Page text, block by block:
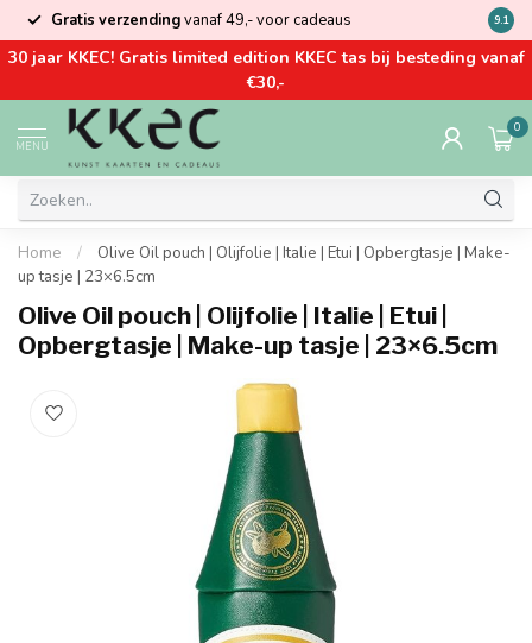
Gratis verzendingvanaf 49,- voor cadeaus Kom
9.1
30 jaar KKEC! Gratis limited edition KKEC tas bij besteding vanaf
€30,-
MENU
0
Home /
Olive Oil pouch | Olijfolie | Italie | Etui | Opbergtasje | Make-
up tasje | 23×6.5cm
Olive Oil pouch | Olijfolie | Italie | Etui |
Opbergtasje | Make-up tasje | 23×6.5cm